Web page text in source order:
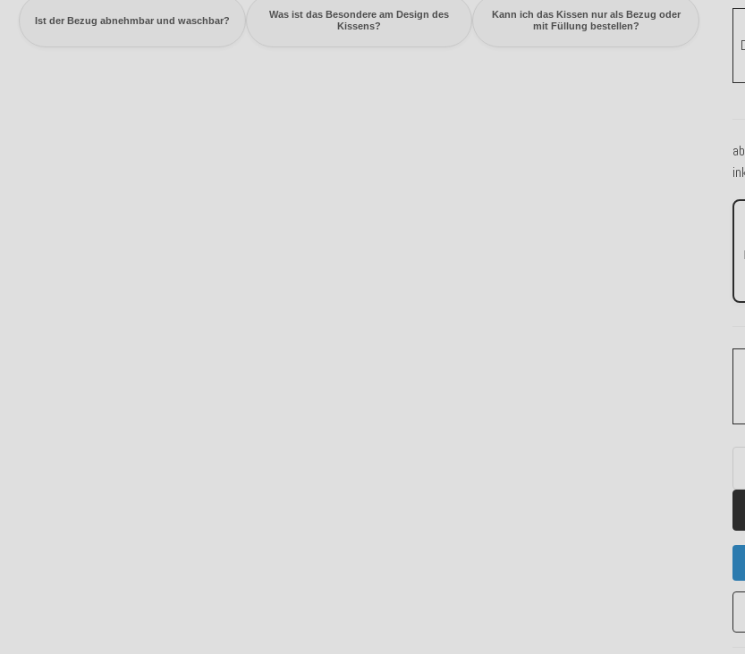
Ist der Bezug abnehmbar und waschbar?
Was ist das Besondere am Design des
Kissens?
Kann ich das Kissen nur als Bezug oder
mit Füllung bestellen?
ab